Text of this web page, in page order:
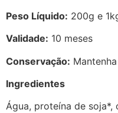
Peso Líquido: 200g e
Validade: 10 meses
Conservação:
Ingredientes
Água, proteína de soja*,